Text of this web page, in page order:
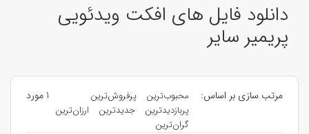
دانلود فایل های افکت ویدئویی
پریمیر سایر
مرتب سازی بر اساس: محبوب‌ترین
پرفروش‌ترین
پربازدیدترین
جدیدترین
ارزان‌ترین
گران‌ترین
1 مورد